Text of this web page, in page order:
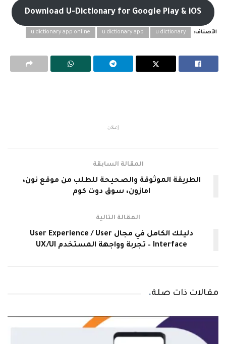
Download U-Dictionary for Google Play & iOS
الأصناف: u dictionary
u dictionary app
u dictionary app online
إعـلان
المقالة السابقة
الطريقة الموثوقة والصحيحة للطلب من موقع نون،
امازون، سوق دوت كوم
المقالة التالية
دليلك الكامل في مجال User Experience / User
Interface – تجربة وواجهة المستخدم UX/UI
مقالات ذات صلة.